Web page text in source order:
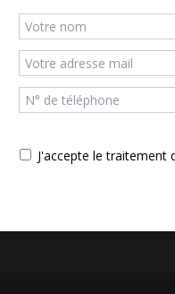
J'accepte le traitement